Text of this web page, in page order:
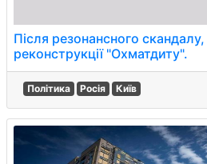
Після резонансного
реконструкції "Охматдиту".
Політика Росія Київ